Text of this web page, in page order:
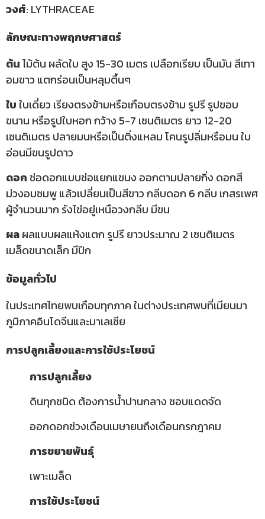
วงศ์: LYTHRACEAE
ลักษณะทางพฤกษศาสตร์
ต้นไม้ต้น ผลัดใบ สูง 15-30 เมตร เปลือกเรียบ เป็นมัน สีเทา
อมขาว แตกร่อนเป็นหลุมตื้นๆ
ใบใบเดี่ยว เรียงตรงข้ามหรือเกือบตรงข้าม รูปรี รูปขอบ
ขนาน หรือรูปใบหอก กว้าง 5-7 เซนติเมตร ยาว 12-20
เซนติเมตร ปลายมนหรือเป็นติ่งแหลม โคนรูปลิ่มหรือมน ใบ
อ่อนมีขนรูปดาว
ดอก ช่อดอกแบบช่อแยกแขนง ออกตามปลายกิ่ง ดอกสี
ม่วงอมชมพู แล้วเปลี่ยนเป็นสีขาว กลีบดอก 6 กลีบ เกสรเพศ
ผู้จำนวนมาก รังไข่อยู่เหนือวงกลีบ มีขน
ผลผลแบบผลแห้งแตก รูปรี ยาวประมาณ 2 เซนติเมตร
เมล็ดขนาดเล็ก มีปีก
ข้อมูลทั่วไป
ในประเทศไทยพบเกือบทุกภาค ในต่างประเทศพบที่เมียนมา
ภูมิภาคอินโดจีนและมาเลเซีย
การปลูกเลี้ยงและการใช้ประโยชน์
การปลูกเลี้ยง
ดินทุกชนิด ต้องการน้ำปานกลาง ชอบแดดจัด
ออกดอกช่วงเดือนเมษายนถึงเดือนกรกฎาคม
การขยายพันธุ์
เพาะเมล็ด
การใช้ประโยชน์